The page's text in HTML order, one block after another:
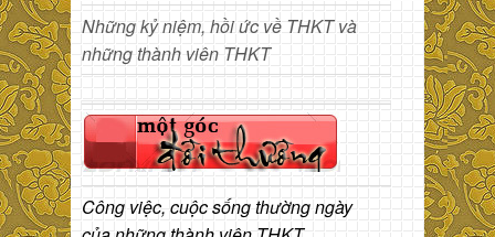
Những kỷ niệm, hồi ức về THKT và
những thành viên THKT
Công việc, cuộc sống thường ngày